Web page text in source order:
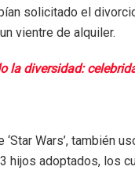
solicitado el
vientre de alquiler.
la diversidad:
Wars’, también
hijos adoptados, los